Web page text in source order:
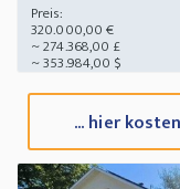
Preis:
320.000,00 €
~ 274.368,00 £
~ 353.984,00 $
... hier